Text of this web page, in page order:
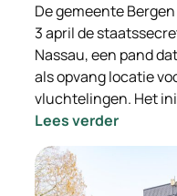
De gemeente
3 april de
Nassau, een pand
als opvang locatie
vluchtelingen. Het
Lees verder: